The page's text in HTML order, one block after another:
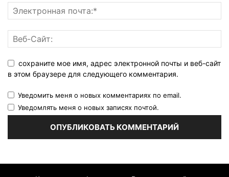
сохраните мое имя, адрес электронной почты и веб-сайт
в этом браузере для следующего комментария.
Уведомить меня о новых комментариях по email.
Уведомлять меня о новых записях почтой.